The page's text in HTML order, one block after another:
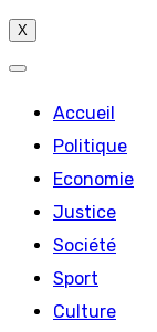
X
Accueil
Politique
Economie
Justice
Société
Sport
Culture